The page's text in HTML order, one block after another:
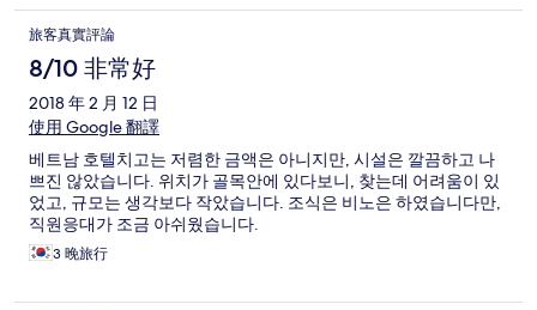
旅客真實評論
8/10 非常好
2018 年 2 月 12 日
使用 Google 翻譯
베트남 호텔치고는 저렴한 금액은 아니지만, 시설은 깔끔하고 나
쁘진 않았습니다. 위치가 골목안에 있다보니, 찾는데 어려움이 있
었고, 규모는 생각보다 작았습니다. 조식은 비노은 하였습니다만,
직원응대가 조금 아쉬웠습니다.
3 晚旅行